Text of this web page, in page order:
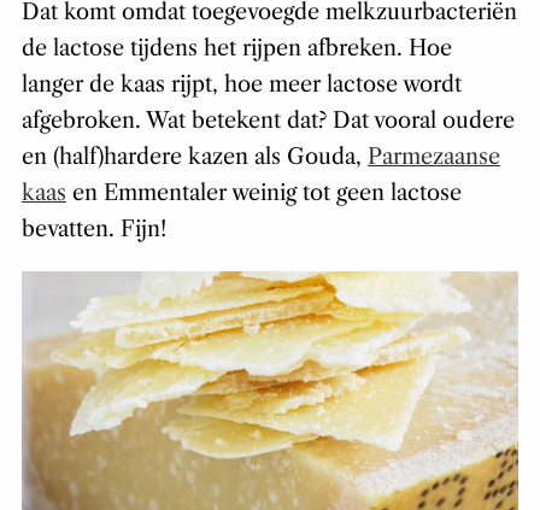
Dat komt omdat toegevoegde melkzuurbacteriën
de lactose tijdens het rijpen afbreken. Hoe
langer de kaas rijpt, hoe meer lactose wordt
afgebroken. Wat betekent dat? Dat vooral oudere
en (half)hardere kazen als Gouda, Parmezaanse
kaas en Emmentaler weinig tot geen lactose
bevatten. Fijn!